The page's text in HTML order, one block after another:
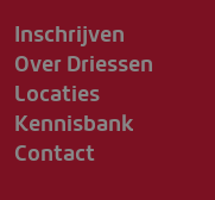
Inschrijven
Over Driessen
Locaties
Kennisbank
Contact